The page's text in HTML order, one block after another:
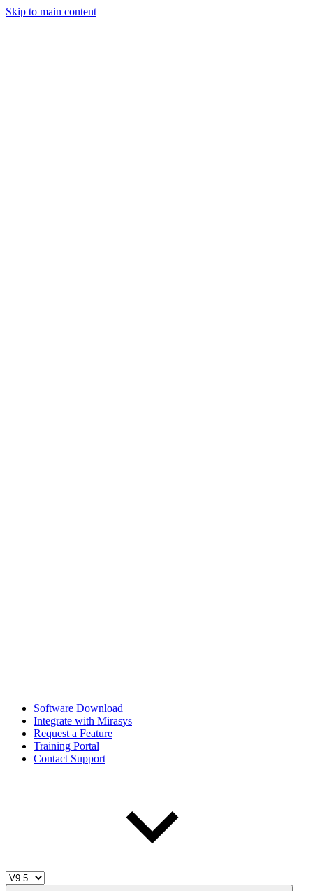
Skip to main content
Software Download
Integrate with Mirasys
Request a Feature
Training Portal
Contact Support